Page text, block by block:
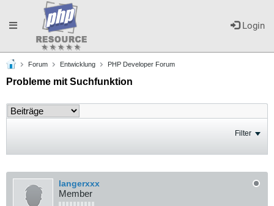
Login
Toggle
navigation
Forum Entwicklung PHP Developer Forum
Probleme mit Suchfunktion
Filter
langerxxx
Member